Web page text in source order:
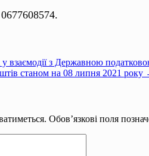
з Державною
станом на 08 липня 2021 року
Обов’язкові поля